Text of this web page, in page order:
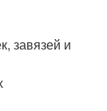
завязей и